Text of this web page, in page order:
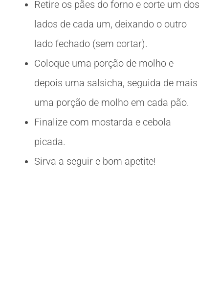
Retire os pães do forno e corte um dos
lados de cada um, deixando o outro
lado fechado (sem cortar).
Coloque uma porção de molho e
depois uma salsicha, seguida de mais
uma porção de molho em cada pão.
Finalize com mostarda e cebola
picada.
Sirva a seguir e bom apetite!